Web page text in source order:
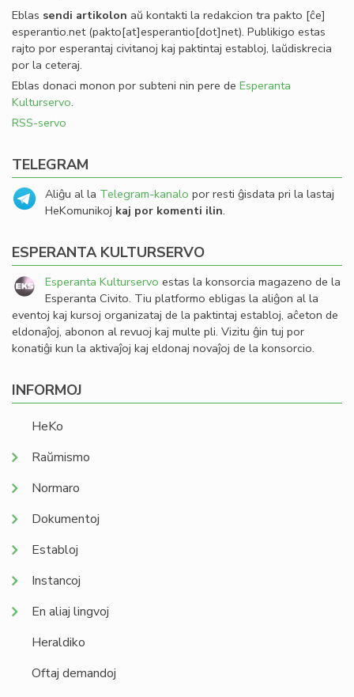
Eblas sendi artikolon aŭ kontakti la redakcion tra pakto [ĉe]
esperantio.net(pakto[at]esperantio[dot]net). Publikigo estas
rajto por esperantaj civitanoj kaj paktintaj establoj, laŭdiskrecia
por la ceteraj.
Eblas donaci monon por subteni nin pere de Esperanta
Kulturservo.
RSS-servo
TELEGRAM
Aliĝu al la Telegram-kanalo por resti ĝisdata pri la lastaj
HeKomunikoj kaj por komenti ilin.
ESPERANTA KULTURSERVO
Esperanta Kulturservo estas la konsorcia magazeno de la
Esperanta Civito. Tiu platformo ebligas la aliĝon al la
eventoj kaj kursoj organizataj de la paktintaj establoj, aĉeton de
eldonaĵoj, abonon al revuoj kaj multe pli. Vizitu ĝin tuj por
konatiĝi kun la aktivaĵoj kaj eldonaj novaĵoj de la konsorcio.
INFORMOJ
HeKo
Raŭmismo
Normaro
Dokumentoj
Establoj
Instancoj
En aliaj lingvoj
Heraldiko
Oftaj demandoj